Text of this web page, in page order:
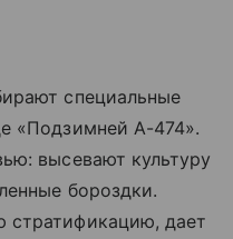
специальные
«Подзимней А-474».
высевают культуру
бороздки.
дает